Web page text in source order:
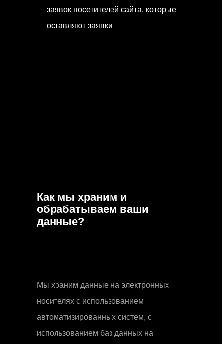
заявок посетителей сайта, которые
оставляют заявки
Как мы храним и
обрабатываем ваши
данные?
Мы храним данные на электронных
носителях с использованием
автоматизированных систем, с
использованием баз данных на